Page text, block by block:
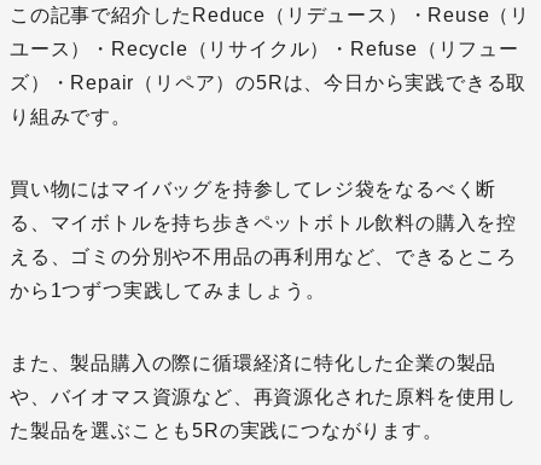
この記事で紹介したReduce（リデュース）・Reuse（リ
ユース）・Recycle（リサイクル）・Refuse（リフュー
ズ）・Repair（リペア）の5Rは、今日から実践できる取
り組みです。
買い物にはマイバッグを持参してレジ袋をなるべく断
る、マイボトルを持ち歩きペットボトル飲料の購入を控
える、ゴミの分別や不用品の再利用など、できるところ
から1つずつ実践してみましょう。
また、製品購入の際に循環経済に特化した企業の製品
や、バイオマス資源など、再資源化された原料を使用し
た製品を選ぶことも5Rの実践につながります。